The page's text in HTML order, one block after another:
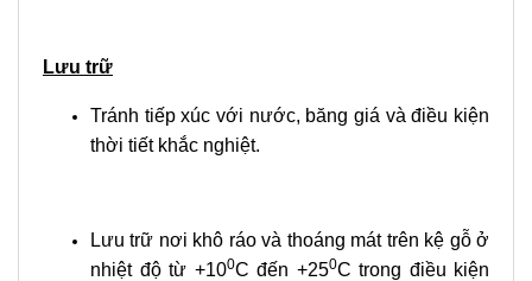
Lưu trữ
Tránh tiếp xúc với nước, băng giá và điều kiện
thời tiết khắc nghiệt.
Lưu trữ nơi khô ráo và thoáng mát trên kệ gỗ ở
nhiệt độ từ +100C đến +250C trong điều kiện